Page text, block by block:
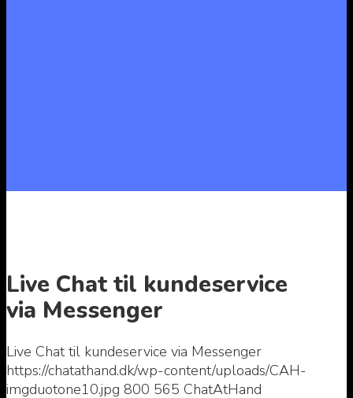
Live Chat til kundeservice
via Messenger
Live Chat til kundeservice via Messenger
https://chatathand.dk/wp-content/uploads/CAH-
imgduotone10.jpg 800 565 ChatAtHand